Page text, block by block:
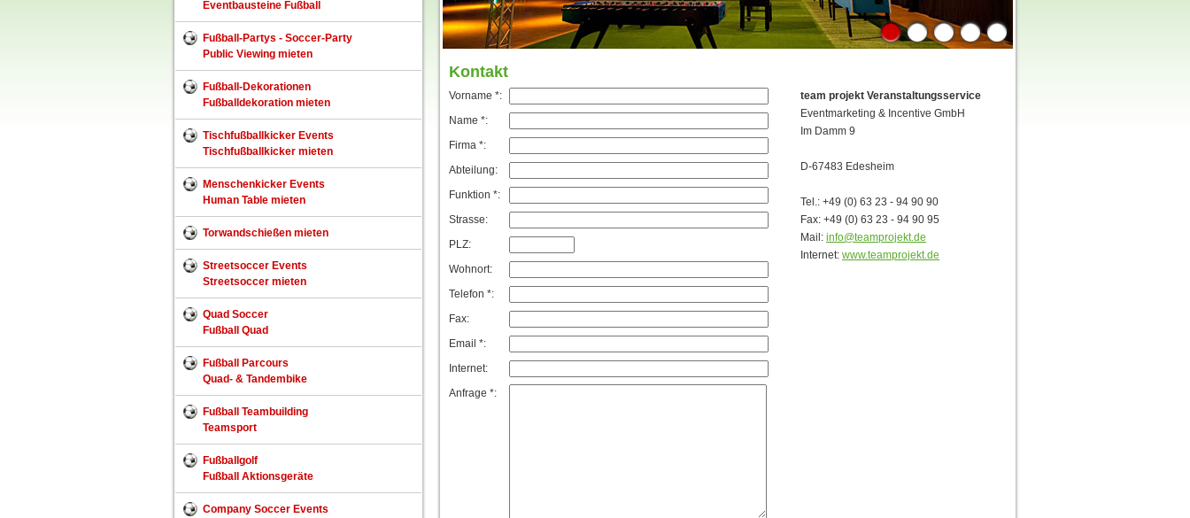
Eventbausteine Fußball
Fußball-Partys - Soccer-Party
Public Viewing mieten
Fußball-Dekorationen
Fußballdekoration mieten
Tischfußballkicker Events
Tischfußballkicker mieten
Menschenkicker Events
Human Table mieten
Torwandschießen mieten
Streetsoccer Events
Streetsoccer mieten
Quad Soccer
Fußball Quad
Fußball Parcours
Quad- & Tandembike
Fußball Teambuilding
Teamsport
Fußballgolf
Fußball Aktionsgeräte
Company Soccer Events
Kontakt
Vorname *:
Name *:
Firma *:
Abteilung:
Funktion *:
Strasse:
PLZ:
Wohnort:
Telefon *:
Fax:
Email *:
Internet:
Anfrage *:
team projekt Veranstaltungsservice
Eventmarketing & Incentive GmbH
Im Damm 9
D-67483 Edesheim
Tel.: +49 (0) 63 23 - 94 90 90
Fax: +49 (0) 63 23 - 94 90 95
Mail: info@teamprojekt.de
Internet: www.teamprojekt.de